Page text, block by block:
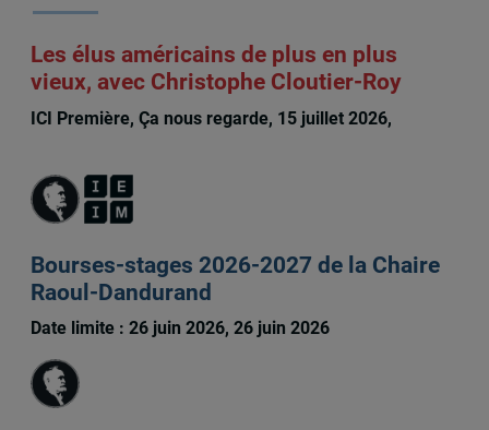
Les élus américains de plus en plus
vieux, avec Christophe Cloutier-Roy
ICI Première, Ça nous regarde, 15 juillet 2026,
Bourses-stages 2026-2027 de la Chaire
Raoul-Dandurand
Date limite : 26 juin 2026, 26 juin 2026